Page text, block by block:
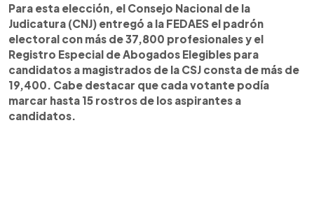
Para esta elección, el Consejo Nacional de la
Judicatura (CNJ) entregó a la FEDAES el padrón
electoral con más de 37,800 profesionales y el
Registro Especial de Abogados Elegibles para
candidatos a magistrados de la CSJ consta de más de
19,400. Cabe destacar que cada votante podía
marcar hasta 15 rostros de los aspirantes a
candidatos.